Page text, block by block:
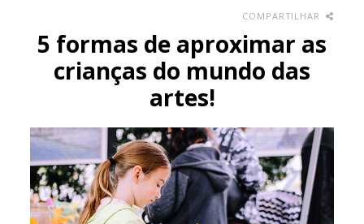
COMPARTILHAR
5 formas de aproximar as
crianças do mundo das
artes!